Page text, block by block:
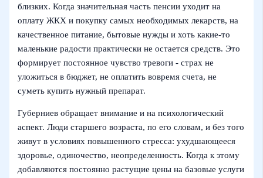
близких. Когда значительная часть пенсии уходит на
оплату ЖКХ и покупку самых необходимых лекарств, на
качественное питание, бытовые нужды и хоть какие-то
маленькие радости практически не остается средств. Это
формирует постоянное чувство тревоги - страх не
уложиться в бюджет, не оплатить вовремя счета, не
суметь купить нужный препарат.
Губерниев обращает внимание и на психологический
аспект. Люди старшего возраста, по его словам, и без того
живут в условиях повышенного стресса: ухудшающееся
здоровье, одиночество, неопределенность. Когда к этому
добавляются постоянно растущие цены на базовые услуги